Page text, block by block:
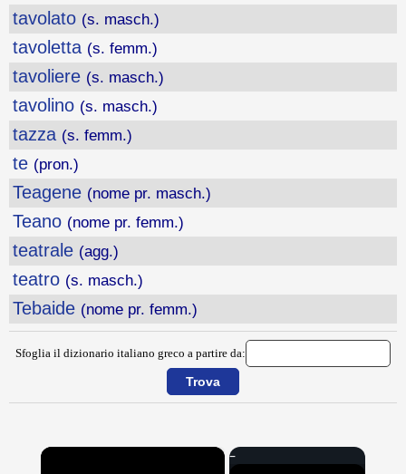
tavolato (s. masch.)
tavoletta (s. femm.)
tavoliere (s. masch.)
tavolino (s. masch.)
tazza (s. femm.)
te (pron.)
Teagene (nome pr. masch.)
Teano (nome pr. femm.)
teatrale (agg.)
teatro (s. masch.)
Tebaide (nome pr. femm.)
Sfoglia il dizionario italiano greco a partire da:
×